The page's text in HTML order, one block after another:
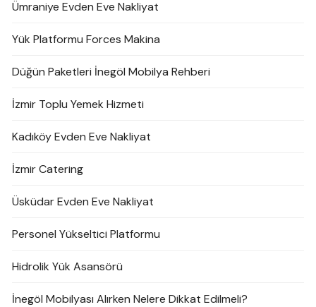
Ümraniye Evden Eve Nakliyat
Yük Platformu Forces Makina
Düğün Paketleri İnegöl Mobilya Rehberi
İzmir Toplu Yemek Hizmeti
Kadıköy Evden Eve Nakliyat
İzmir Catering
Üsküdar Evden Eve Nakliyat
Personel Yükseltici Platformu
Hidrolik Yük Asansörü
İnegöl Mobilyası Alırken Nelere Dikkat Edilmeli?